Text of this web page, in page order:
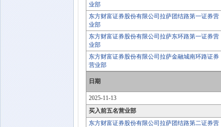
业部
东方财富证券股份有限公司拉萨团结路第一证券营
业部
东方财富证券股份有限公司拉萨东环路第一证券营
业部
东方财富证券股份有限公司拉萨金融城南环路证券
营业部
日期
2025-11-13
买入前五名营业部
东方财富证券股份有限公司拉萨团结路第二证券营